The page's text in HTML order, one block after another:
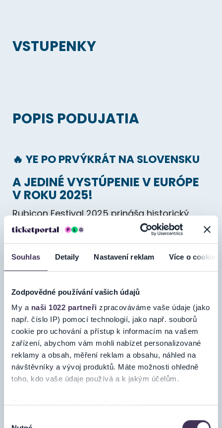
Souhlas Detaily Nastavení reklam Více o cookies
Zodpovědné používání vašich údajů
My a naši 1022 partneři zpracováváme vaše údaje (jako
např. číslo IP) pomocí technologií, jako např. souborů
cookie pro uchování a přístup k informacím na vašem
zařízení, abychom vám mohli nabízet personalizované
reklamy a obsah, měření reklam a obsahu, náhled na
návštěvníky a vývoj produktů. Máte možnosti ohledně
toho, kdo vaše údaje používá a k jakým účelům.
VSTUPENKY
POPIS PODUJATIA
🔥 YE PO PRVÝKRÁT NA SLOVENSKU
A JEDINÉ VYSTÚPENIE V EURÓPE
V ROKU 2025!
Rubicon Festival 2025 prináša historický
moment slovenskej hudobnej scény.
Na hlavnom stagei vystúpi
– globálna
a jeden
z najvplyvnejších umelcov našej doby.
Pôjde o jeho vôbec prvý koncert na
Slovensku
jediné potvrdené
vystúpenie
v Európe v roku 2025.
🎤 LINE UP 2025:
YE
Ticketportal je zárukou
pravosti vstupeniek
Na stránkach spoločnosti
Ticketportal si vždy zakúpite